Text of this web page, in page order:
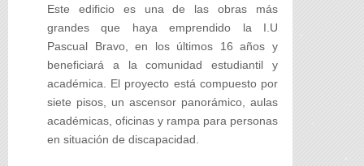
Este edificio es una de las obras más
grandes que haya emprendido la I.U
Pascual Bravo, en los últimos 16 años y
beneficiará a la comunidad estudiantil y
académica. El proyecto está compuesto por
siete pisos, un ascensor panorámico, aulas
académicas, oficinas y rampa para personas
en situación de discapacidad.